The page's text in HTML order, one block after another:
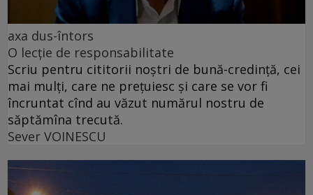
axa dus-întors
O lecție de responsabilitate
Scriu pentru cititorii noștri de bună-credință, cei
mai mulți, care ne prețuiesc și care se vor fi
încruntat cînd au văzut numărul nostru de
săptămîna trecută.
Sever VOINESCU